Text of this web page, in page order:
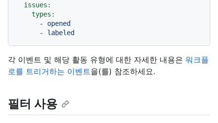
issues:
types:
-
opened
-
labeled
각 이벤트 및 해당 활동 유형에 대한 자세한 내용은 워크플
로를 트리거하는 이벤트을(를) 참조하세요.
필터 사용